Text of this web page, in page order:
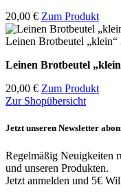
20,00 € Zum Produkt
Leinen Brotbeutel
Leinen Brotbeutel
20,00 € Zum Produkt
Zur Shopübersicht
Jetzt unseren Newsletter
Regelmäßig Neuigkeiten
und unseren Produkten.
Jetzt anmelden und 5€